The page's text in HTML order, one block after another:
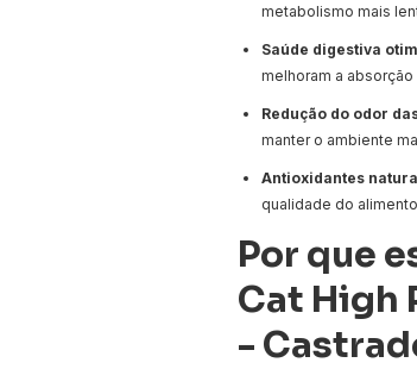
metabolismo mais
Saúde digestiva
melhoram a
Redução do odor
manter o ambiente
Antioxidantes
qualidade do
Por que
Cat High
-